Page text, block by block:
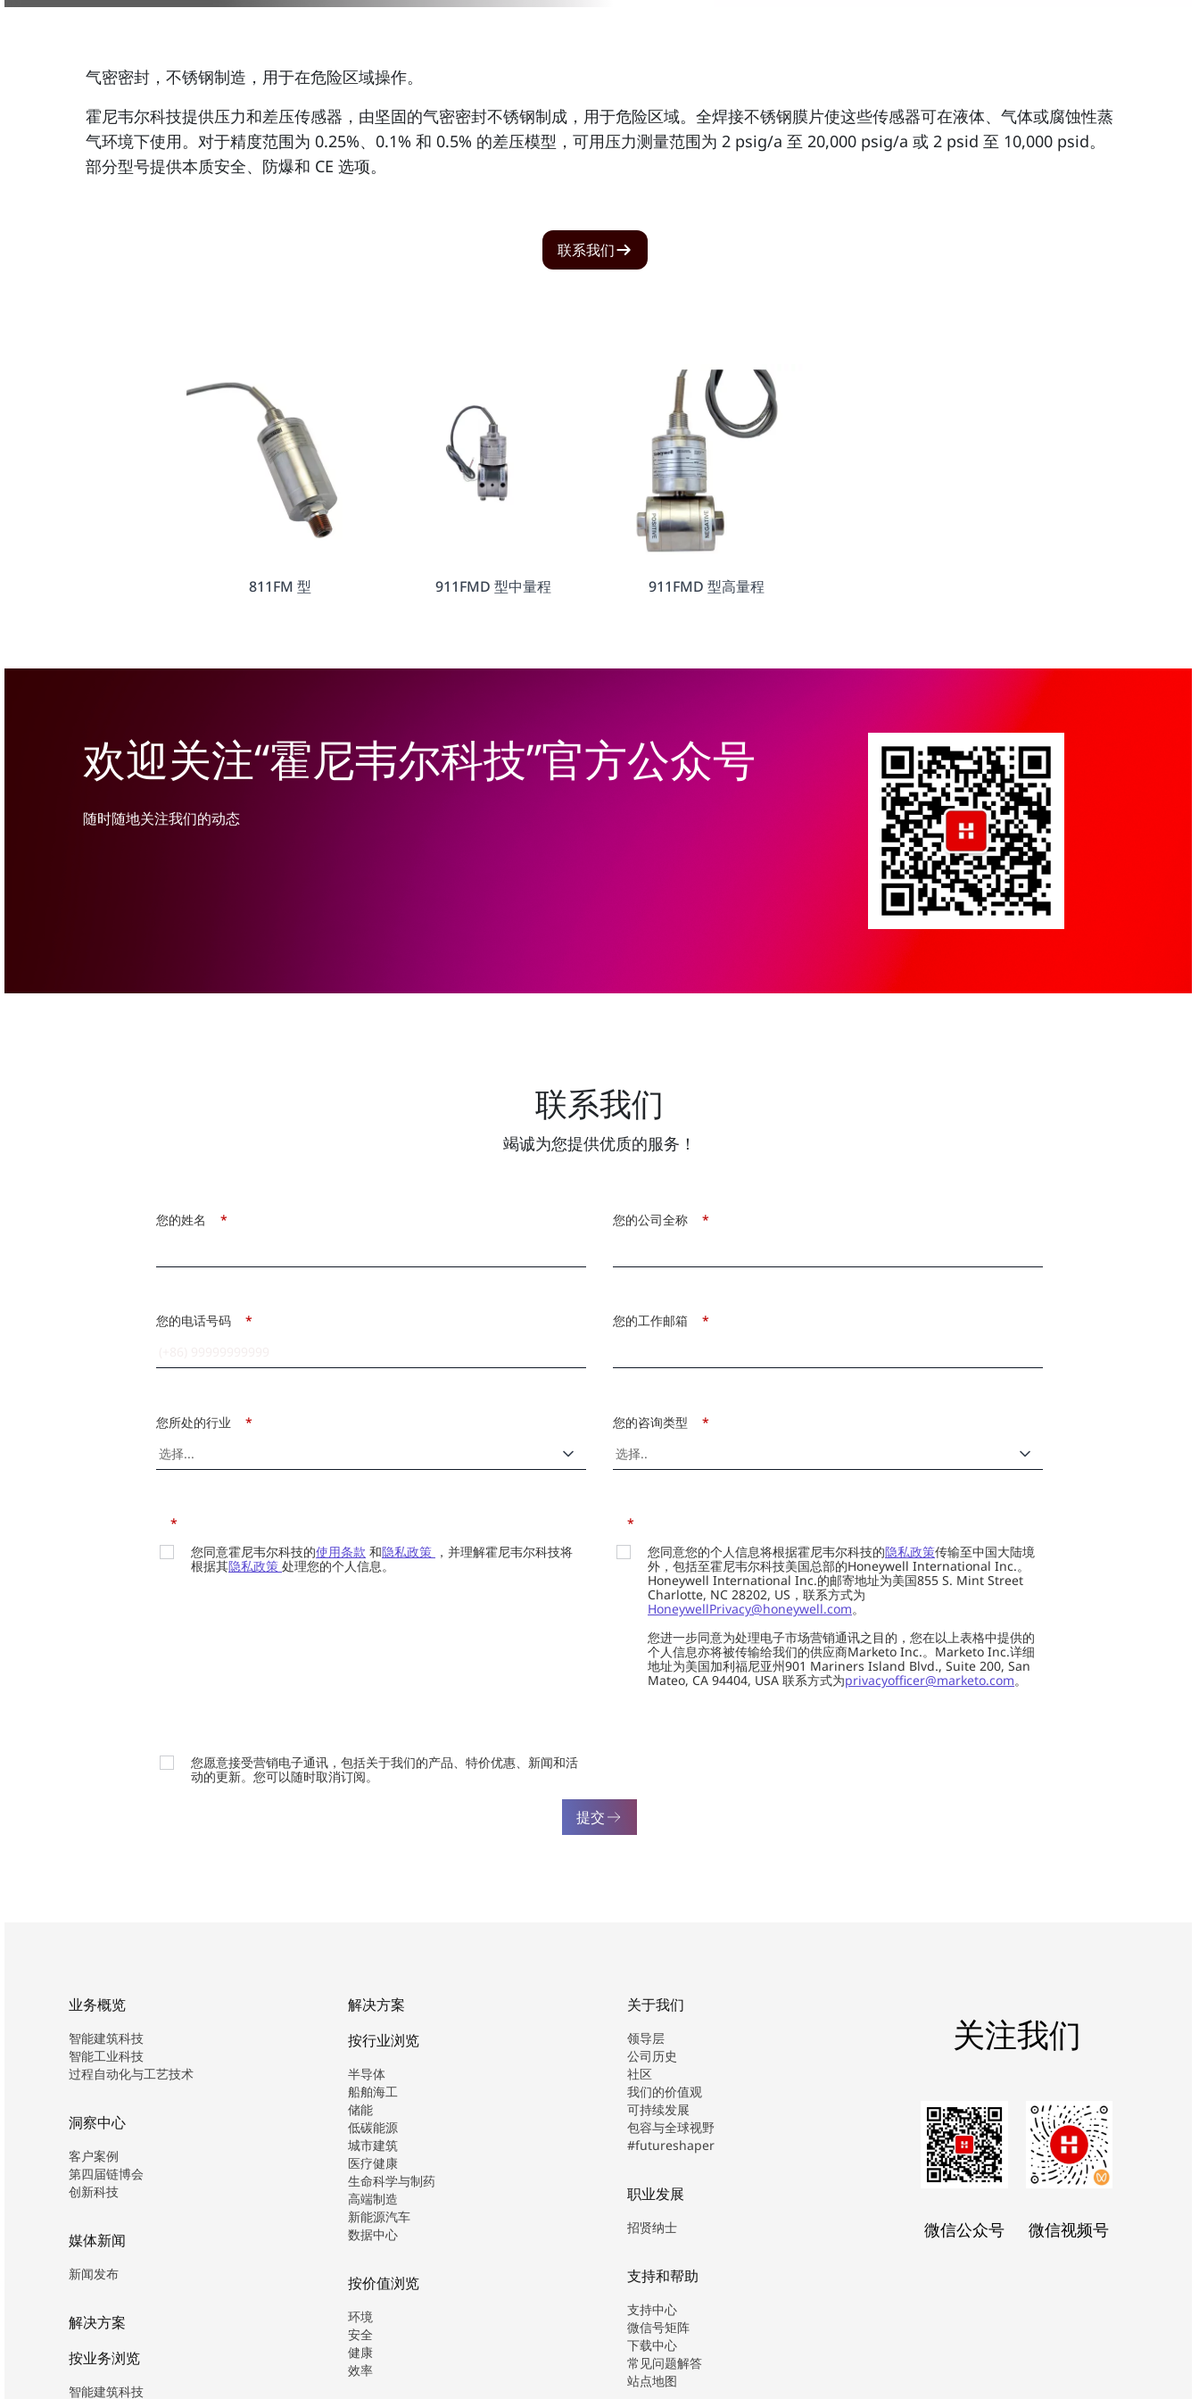
气密密封，不锈钢制造，用于在危险区域操作。
霍尼韦尔科技提供压力和差压传感器，由坚固的气密密封不锈钢制成，用于危险区域。全焊接不锈钢膜片使这些传感器可在液体、气体或腐蚀性蒸
气环境下使用。对于精度范围为 0.25%、0.1% 和 0.5% 的差压模型，可用压力测量范围为 2 psig/a 至 20,000 psig/a 或 2 psid 至 10,000 psid。
部分型号提供本质安全、防爆和 CE 选项。
联系我们
811FM 型 911FMD 型中量程 911FMD 型高量程
欢迎关注“霍尼韦尔科技”官方公众号
随时随地关注我们的动态
联系我们
竭诚为您提供优质的服务！
*
您的姓名 *
您的公司全称
*
您的电话号码 *
您的工作邮箱
*
您所处的行业 *
您的咨询类型
*
您同意霍尼韦尔科技的使用条款 和隐私政策 ，并理解霍尼韦尔科技将
根据其隐私政策 处理您的个人信息。
*
您同意您的个人信息将根据霍尼韦尔科技的隐私政策传输至中国大陆境
外，包括至霍尼韦尔科技美国总部的Honeywell International Inc.。
Honeywell International Inc.的邮寄地址为美国855 S. Mint Street
Charlotte, NC 28202, US，联系方式为
HoneywellPrivacy@honeywell.com。
您进一步同意为处理电子市场营销通讯之目的，您在以上表格中提供的
个人信息亦将被传输给我们的供应商Marketo Inc.。Marketo Inc.详细
地址为美国加利福尼亚州901 Mariners Island Blvd., Suite 200, San
Mateo, CA 94404, USA 联系方式为privacyofficer@marketo.com。
您愿意接受营销电子通讯，包括关于我们的产品、特价优惠、新闻和活
动的更新。您可以随时取消订阅。
提交
业务概览
智能建筑科技
智能工业科技
过程自动化与工艺技术
洞察中心
客户案例
第四届链博会
创新科技
媒体新闻
新闻发布
解决方案
按业务浏览
智能建筑科技
解决方案
按行业浏览
半导体
船舶海工
储能
低碳能源
城市建筑
医疗健康
生命科学与制药
高端制造
新能源汽车
数据中心
按价值浏览
环境
安全
健康
效率
关于我们
领导层
公司历史
社区
我们的价值观
可持续发展
包容与全球视野
#futureshaper
职业发展
招贤纳士
支持和帮助
支持中心
微信号矩阵
下载中心
常见问题解答
站点地图
关注我们
微信公众号 微信视频号